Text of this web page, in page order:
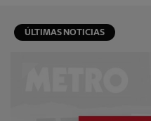
ÚLTIMAS NOTICIAS